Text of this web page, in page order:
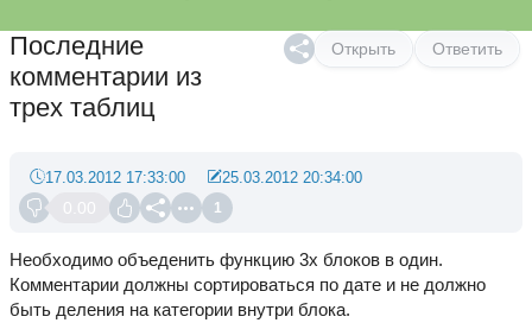
Открыть Ответить
Последние
комментарии из
трех таблиц
0.00 1
17.03.2012 17:33:00 25.03.2012 20:34:00
Необходимо объеденить функцию 3х блоков в один.
Комментарии должны сортироваться по дате и не должно
быть деления на категории внутри блока.